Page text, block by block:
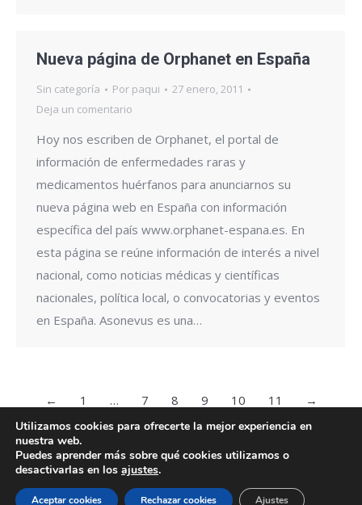
Nueva página de Orphanet en España
Sin categoría Por paqui
27 enero, 2011
Deja un comentario
Hoy nos escriben de Orphanet, el portal de
información de enfermedades raras y
medicamentos huérfanos para anunciarnos su
nueva página web en España con información
específica del país www.orphanet-espana.es. En
esta página se reúne información de interés a nivel
nacional, como noticias médicas y científicas
nacionales, política local, o convocatorias y eventos
en España. Asonevus es una…
← 1 … 7 8 9 10 11 →
© 2024 ASONEVUS
Utilizamos cookies para ofrecerte la mejor experiencia en
nuestra web.
Puedes aprender más sobre qué cookies utilizamos o
desactivarlas en los ajustes.
Aceptar cookies Rechazar cookies Ajustes